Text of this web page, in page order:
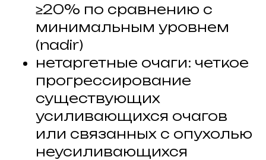
≥20% по сравнению с
минимальным уровнем
(nadir)
нетаргетные очаги: четкое
прогрессирование
существующих
усиливающихся очагов
или связанных с опухолью
неусиливающихся